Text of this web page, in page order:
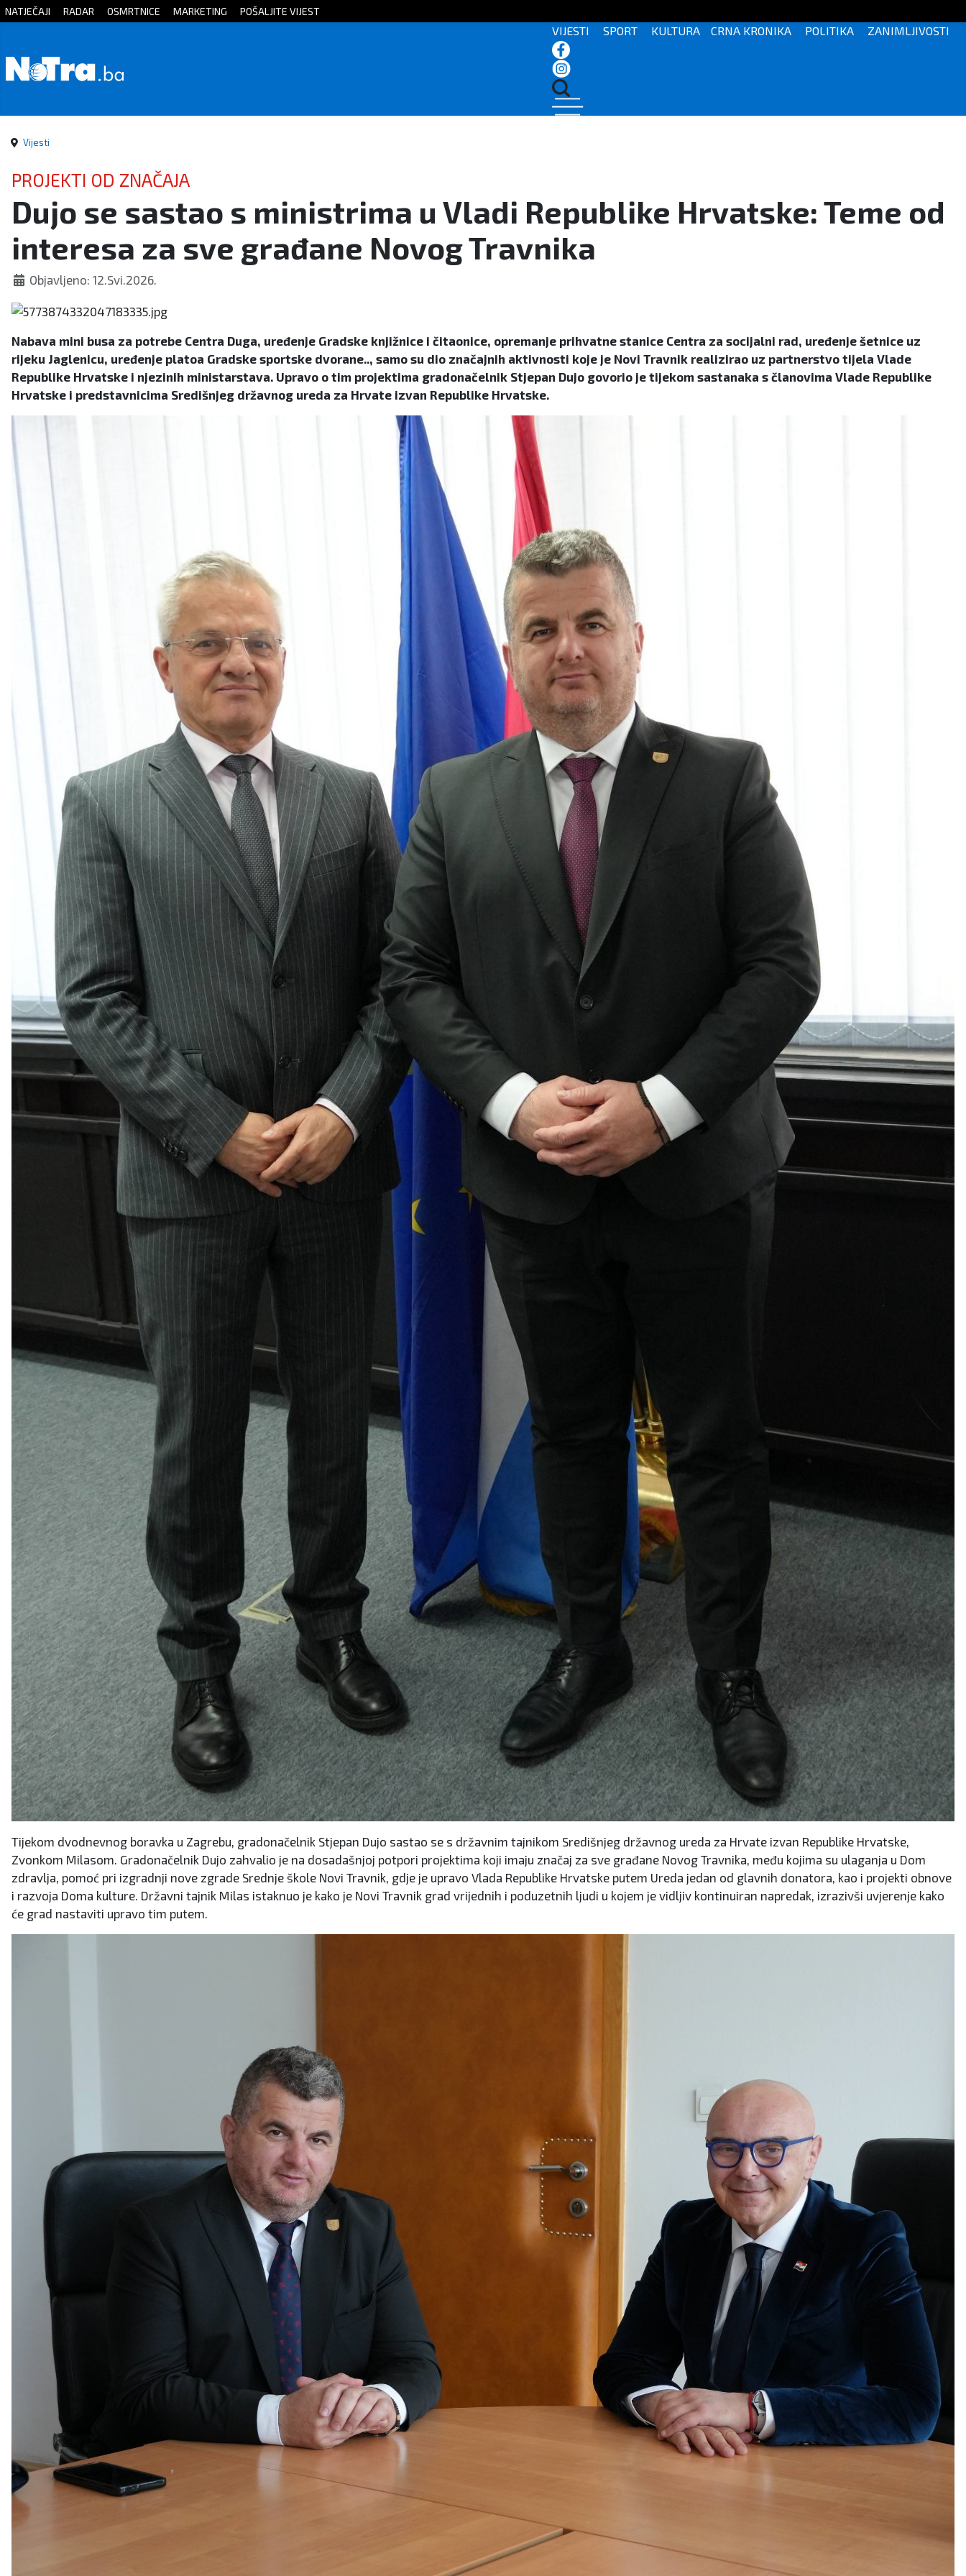
Početna
Sport
Kultura
Crna
kronika
Politika
Zanimljivosti
NATJEČAJI RADAR OSMRTNICE MARKETING POŠALJITE VIJEST
VIJESTI SPORT KULTURA CRNA KRONIKA POLITIKA ZANIMLJIVOSTI
Vijesti
PROJEKTI OD ZNAČAJA
Dujo se sastao s ministrima u Vladi Republike Hrvatske: Teme od
interesa za sve građane Novog Travnika
Objavljeno: 12.Svi.2026.
Nabava mini busa za potrebe Centra Duga, uređenje Gradske knjižnice i čitaonice, opremanje prihvatne stanice Centra za socijalni rad, uređenje šetnice uz
rijeku Jaglenicu, uređenje platoa Gradske sportske dvorane.., samo su dio značajnih aktivnosti koje je Novi Travnik realizirao uz partnerstvo tijela Vlade
Republike Hrvatske i njezinih ministarstava. Upravo o tim projektima gradonačelnik Stjepan Dujo govorio je tijekom sastanaka s članovima Vlade Republike
Hrvatske i predstavnicima Središnjeg državnog ureda za Hrvate izvan Republike Hrvatske.
Tijekom dvodnevnog boravka u Zagrebu, gradonačelnik Stjepan Dujo sastao se s državnim tajnikom Središnjeg državnog ureda za Hrvate izvan Republike Hrvatske,
Zvonkom Milasom. Gradonačelnik Dujo zahvalio je na dosadašnjoj potpori projektima koji imaju značaj za sve građane Novog Travnika, među kojima su ulaganja u Dom
zdravlja, pomoć pri izgradnji nove zgrade Srednje škole Novi Travnik, gdje je upravo Vlada Republike Hrvatske putem Ureda jedan od glavnih donatora, kao i projekti obnove
i razvoja Doma kulture. Državni tajnik Milas istaknuo je kako je Novi Travnik grad vrijednih i poduzetnih ljudi u kojem je vidljiv kontinuiran napredak, izrazivši uvjerenje kako
će grad nastaviti upravo tim putem.